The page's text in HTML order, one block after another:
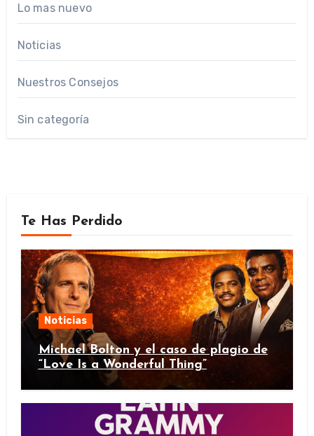
Lo mas nuevo
Noticias
Nuestros Consejos
Sin categoría
Te Has Perdido
Noticias
Michael Bolton y el caso de plagio de
“Love Is a Wonderful Thing”